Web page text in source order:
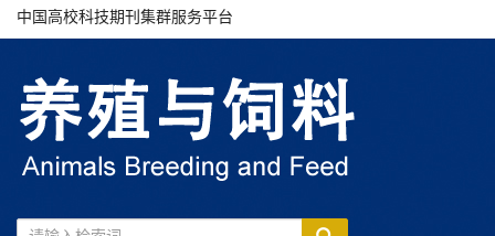
中国高校科技期刊集群服务平台